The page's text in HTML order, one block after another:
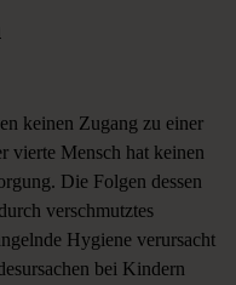
keinen Zugang zu einer
vierte Mensch hat keinen
Die Folgen dessen
verschmutztes
Hygiene verursacht
bei Kindern